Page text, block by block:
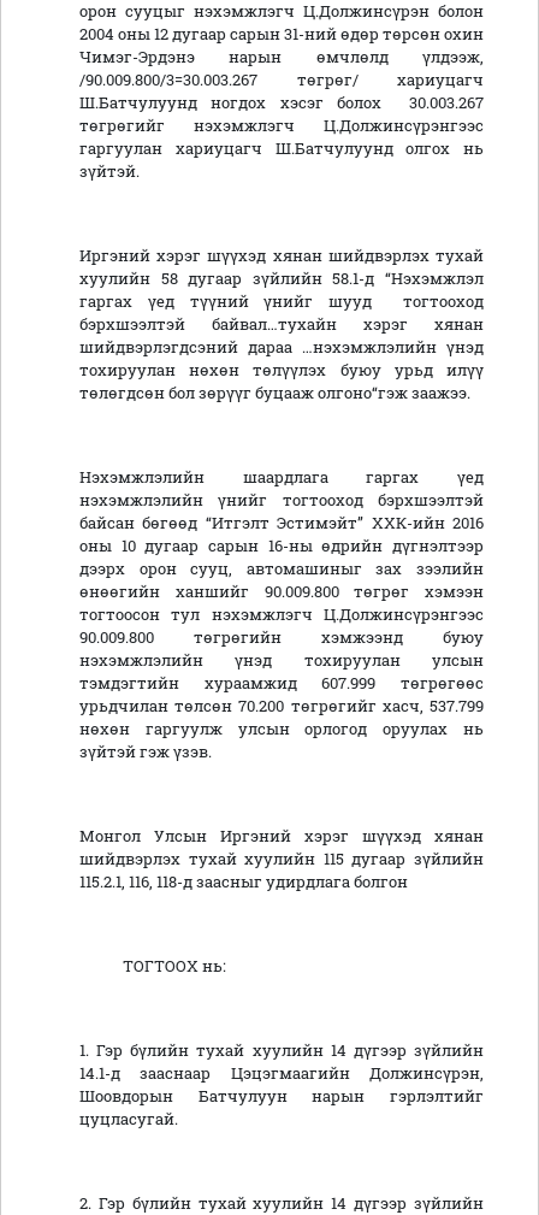
орон сууцыг нэхэмжлэгч Ц.Должинсүрэн болон
2004 оны 12 дугаар сарын 31-ний өдөр төрсөн охин
Чимэг-Эрдэнэ нарын өмчлөлд үлдээж,
/90.009.800/3=30.003.267 төгрөг/ хариуцагч
Ш.Батчулуунд ногдох хэсэг болох 30.003.267
төгрөгийг нэхэмжлэгч Ц.Должинсүрэнгээс
гаргуулан хариуцагч Ш.Батчулуунд олгох нь
зүйтэй.
Иргэний хэрэг шүүхэд хянан шийдвэрлэх тухай
хуулийн 58 дугаар зүйлийн 58.1-д “Нэхэмжлэл
гаргах үед түүний үнийг шууд тогтооход
бэрхшээлтэй байвал…тухайн хэрэг хянан
шийдвэрлэгдсэний дараа …нэхэмжлэлийн үнэд
тохируулан нөхөн төлүүлэх буюу урьд илүү
төлөгдсөн бол зөрүүг буцааж олгоно“гэж заажээ.
Нэхэмжлэлийн шаардлага гаргах үед
нэхэмжлэлийн үнийг тогтооход бэрхшээлтэй
байсан бөгөөд “Итгэлт Эстимэйт” ХХК-ийн 2016
оны 10 дугаар сарын 16-ны өдрийн дүгнэлтээр
дээрх орон сууц, автомашиныг зах зээлийн
өнөөгийн ханшийг 90.009.800 төгрөг хэмээн
тогтоосон тул нэхэмжлэгч Ц.Должинсүрэнгээс
90.009.800 төгрөгийн хэмжээнд буюу
нэхэмжлэлийн үнэд тохируулан улсын
тэмдэгтийн хураамжид 607.999 төгрөгөөс
урьдчилан төлсөн 70.200 төгрөгийг хасч, 537.799
нөхөн гаргуулж улсын орлогод оруулах нь
зүйтэй гэж үзэв.
Монгол Улсын Иргэний хэрэг шүүхэд хянан
шийдвэрлэх тухай хуулийн 115 дугаар зүйлийн
115.2.1, 116, 118-д заасныг удирдлага болгон
ТОГТООХ нь:
1. Гэр бүлийн тухай хуулийн 14 дүгээр зүйлийн
14.1-д зааснаар Цэцэгмаагийн Должинсүрэн,
Шоовдорын Батчулуун нарын гэрлэлтийг
цуцласугай.
2. Гэр бүлийн тухай хуулийн 14 дүгээр зүйлийн